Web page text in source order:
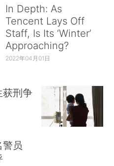
In Depth: As
Tencent Lays Off
Staff, Is Its ‘Winter’
Approaching?
2022年04月01日
获刑争
员